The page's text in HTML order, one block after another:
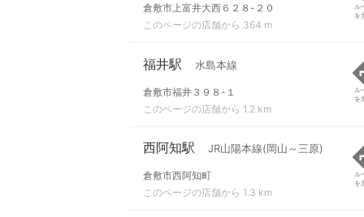
倉敷市上富井大西６２８-２０
このページの店舗から 364 m
ル
を
福井駅 水島本線
倉敷市福井３９８-１
このページの店舗から 1.2 km
ル
を
西阿知駅 JR山陽本線(岡山～三原)
倉敷市西阿知町
このページの店舗から 1.3 km
ル
を